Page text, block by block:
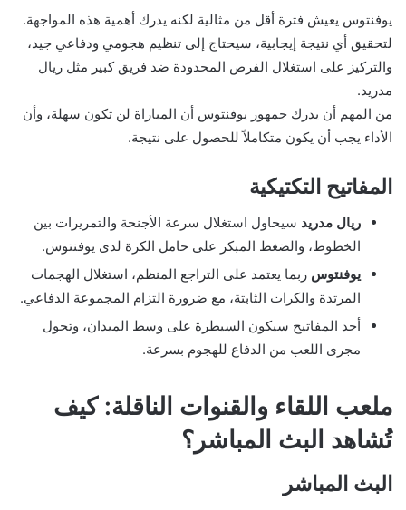
يوفنتوس يعيش فترة أقل من مثالية لكنه يدرك أهمية هذه المواجهة.
لتحقيق أي نتيجة إيجابية، سيحتاج إلى تنظيم هجومي ودفاعي جيد،
والتركيز على استغلال الفرص المحدودة ضد فريق كبير مثل ريال
مدريد.
من المهم أن يدرك جمهور يوفنتوس أن المباراة لن تكون سهلة، وأن
الأداء يجب أن يكون متكاملاً للحصول على نتيجة.
المفاتيح التكتيكية
ريال مدريد سيحاول استغلال سرعة الأجنحة والتمريرات بين
الخطوط، والضغط المبكر على حامل الكرة لدى يوفنتوس.
يوفنتوس ربما يعتمد على التراجع المنظم، استغلال الهجمات
المرتدة والكرات الثابتة، مع ضرورة التزام المجموعة الدفاعي.
أحد المفاتيح سيكون السيطرة على وسط الميدان، وتحول
مجرى اللعب من الدفاع للهجوم بسرعة.
ملعب اللقاء والقنوات الناقلة: كيف
تُشاهد البث المباشر؟
البث المباشر